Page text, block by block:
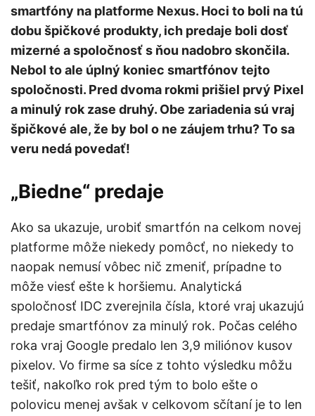
smartfóny na platforme Nexus. Hoci to boli na tú
dobu špičkové produkty, ich predaje boli dosť
mizerné a spoločnosť s ňou nadobro skončila.
Nebol to ale úplný koniec smartfónov tejto
spoločnosti. Pred dvoma rokmi prišiel prvý Pixel
a minulý rok zase druhý. Obe zariadenia sú vraj
špičkové ale, že by bol o ne záujem trhu? To sa
veru nedá povedať!
„Biedne“ predaje
Ako sa ukazuje, urobiť smartfón na celkom novej
platforme môže niekedy pomôcť, no niekedy to
naopak nemusí vôbec nič zmeniť, prípadne to
môže viesť ešte k horšiemu. Analytická
spoločnosť IDC zverejnila čísla, ktoré vraj ukazujú
predaje smartfónov za minulý rok. Počas celého
roka vraj Google predalo len 3,9 miliónov kusov
pixelov. Vo firme sa síce z tohto výsledku môžu
tešiť, nakoľko rok pred tým to bolo ešte o
polovicu menej avšak v celkovom sčítaní je to len